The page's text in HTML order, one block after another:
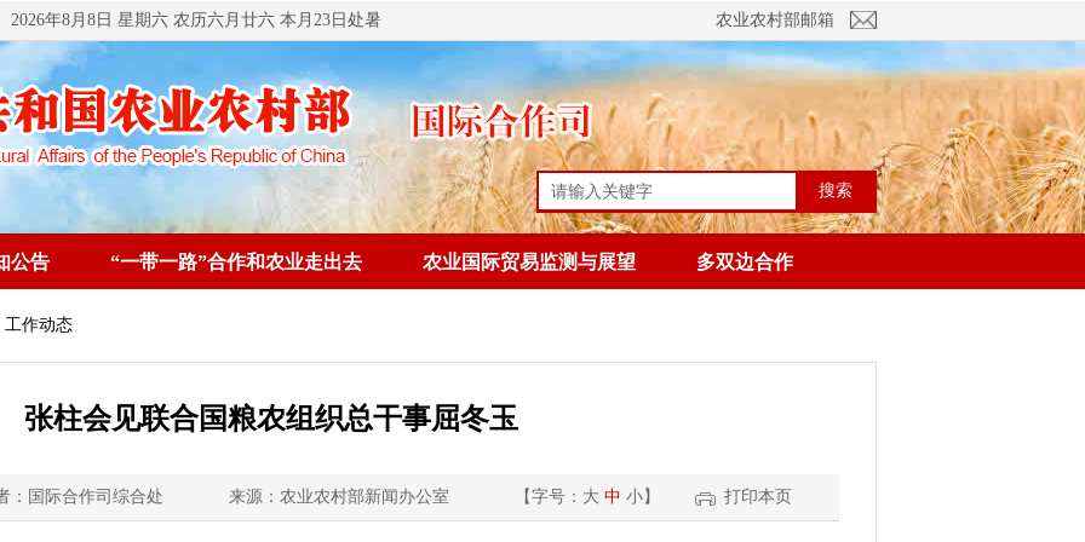
2026年8月8日 星期六 农历六月廿六 本月23日处暑 农业农村部邮箱
搜索
公告 “一带一路”合作和农业走出去 农业国际贸易监测与展望 多双边合作
作动态
张柱会见联合国粮农组织总干事屈冬玉
：国际合作司综合处 来源：农业农村部新闻办公室 【字号： 大 中 小】 打印本页